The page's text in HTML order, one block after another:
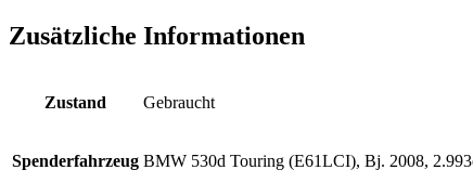
Zusätzliche Informationen
Zustand Gebraucht
Spenderfahrzeug BMW 530d Touring (E61LCI), Bj. 2008,